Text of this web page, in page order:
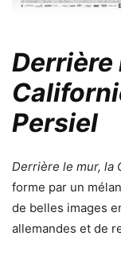
Derrière
Persiel
Derrière le mur, la
forme par un
de belles images
allemandes et de